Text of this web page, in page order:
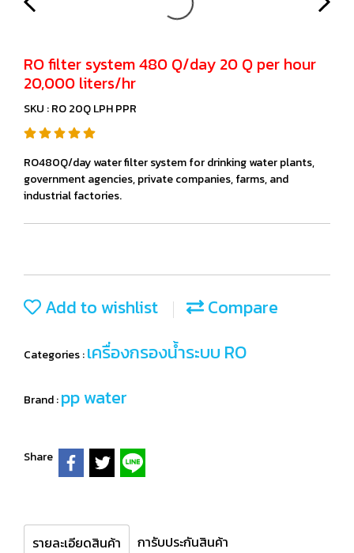
RO filter system 480 Q/day 20 Q per hour
20,000 liters/hr
SKU : RO 20Q LPH PPR
RO480Q/day water filter system for drinking water plants,
government agencies, private companies, farms, and
industrial factories.
Add to wishlist Compare
Categories :เครื่องกรองน้ำระบบ RO
Brand :pp water
Share
รายละเอียดสินค้า การับประกันสินค้า